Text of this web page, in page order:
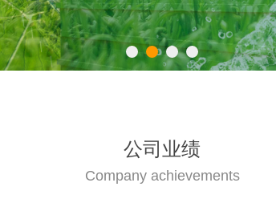
公司业绩
Company achievements